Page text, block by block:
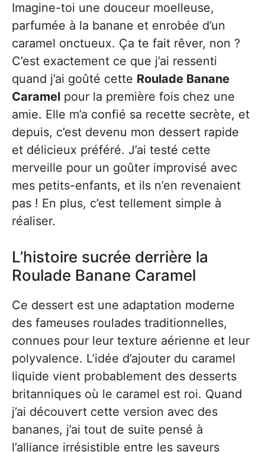
Imagine-toi une douceur moelleuse,
parfumée à la banane et enrobée d’un
caramel onctueux. Ça te fait rêver, non ?
C’est exactement ce que j’ai ressenti
quand j’ai goûté cette Roulade Banane
Caramel pour la première fois chez une
amie. Elle m’a confié sa recette secrète, et
depuis, c’est devenu mon dessert rapide
et délicieux préféré. J’ai testé cette
merveille pour un goûter improvisé avec
mes petits-enfants, et ils n’en revenaient
pas ! En plus, c’est tellement simple à
réaliser.
L’histoire sucrée derrière la
Roulade Banane Caramel
Ce dessert est une adaptation moderne
des fameuses roulades traditionnelles,
connues pour leur texture aérienne et leur
polyvalence. L’idée d’ajouter du caramel
liquide vient probablement des desserts
britanniques où le caramel est roi. Quand
j’ai découvert cette version avec des
bananes, j’ai tout de suite pensé à
l’alliance irrésistible entre les saveurs